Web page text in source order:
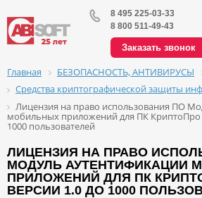
8 495 225-03-33
8 800 511-49-43
Заказать звонок
Главная БЕЗОПАСНОСТЬ, АНТИВИРУСЫ
Средства криптографической защиты
Лицензия на право использования ПО
мобильных приложений для ПК КриптоПро
1000 пользователей
ЛИЦЕНЗИЯ НА ПРАВО
МОДУЛЬ АУТЕНТИФИКАЦИИ
ПРИЛОЖЕНИЙ ДЛЯ ПК
ВЕРСИИ 1.0 ДО 1000